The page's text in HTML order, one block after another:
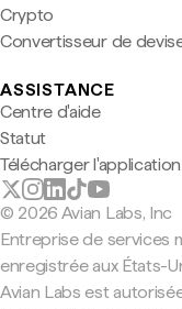
Crypto
Convertisseur de
ASSISTANCE
Centre d'aide
Statut
Télécharger
© 2026 Avian Labs, Inc
Entreprise de services
enregistrée aux États-
Avian Labs est